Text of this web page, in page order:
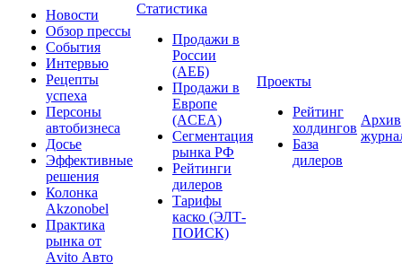
Новости
Обзор прессы
События
Интервью
Рецепты
успеха
Персоны
автобизнеса
Досье
Эффективные
решения
Колонка
Akzonobel
Практика
рынка от
Аvito Авто
Статистика
Продажи в
России
(АЕБ)
Продажи в
Европе
(ACEA)
Сегментация
рынка РФ
Рейтинги
дилеров
Тарифы
каско (ЭЛТ-
ПОИСК)
Проекты
Рейтинг
холдингов
База
дилеров
Архив